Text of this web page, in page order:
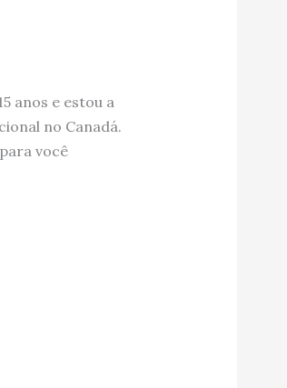
anos e estou a
no Canadá.
você